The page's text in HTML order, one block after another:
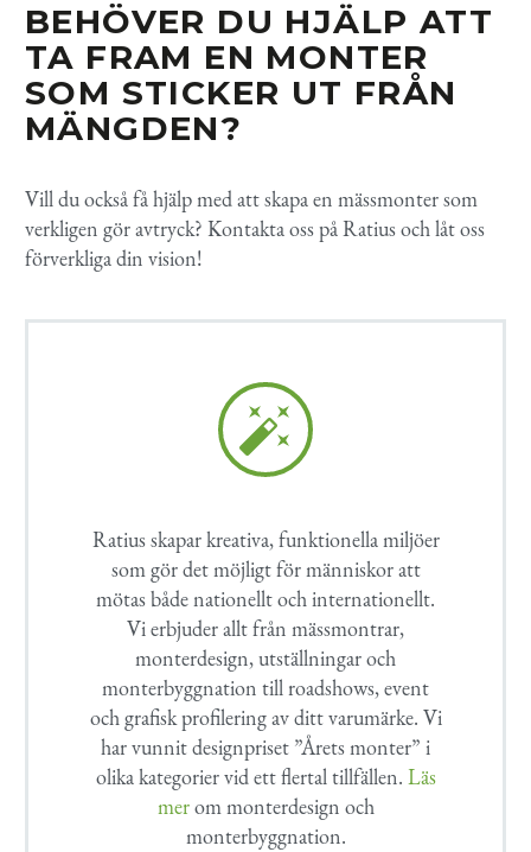
BEHÖVER DU HJÄLP ATT
TA FRAM EN MONTER
SOM STICKER UT FRÅN
MÄNGDEN?
Villdu också få hjälp med att skapa en mässmonter som
verkligen gör avtryck? Kontakta oss påRatiusoch låt oss
förverkliga din vision!


Ratius skapar kreativa, funktionella miljöer
som gör det möjligt för människor att
mötas både nationellt och internationellt.
Vi erbjuder allt från mässmontrar,
monterdesign, utställningar och
monterbyggnation till roadshows, event
och grafisk profilering av ditt varumärke. Vi
har vunnit designpriset ”Årets monter” i
olika kategorier vid ett flertal tillfällen. Läs
merom monterdesign och
monterbyggnation.